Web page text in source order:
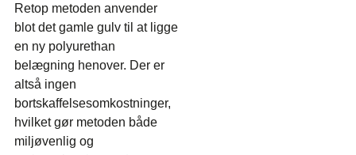
Retop metoden anvender
blot det gamle gulv til at ligge
en ny polyurethan
belægning henover. Der er
altså ingen
bortskaffelsesomkostninger,
hvilket gør metoden både
miljøvenlig og